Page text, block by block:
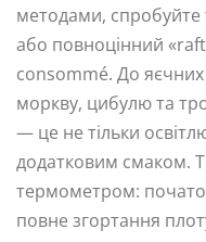
методами, спробуйте
або повноцінний
consommé. До яєчних
моркву, цибулю та
— це не тільки
додатковим смаком.
термометром:
повне згортання